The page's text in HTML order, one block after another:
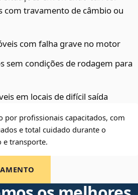
com travamento de câmbio ou
com falha grave no motor
sem condições de rodagem para
em locais de difícil saída
por profissionais capacitados, com
e total cuidado durante o
e transporte.